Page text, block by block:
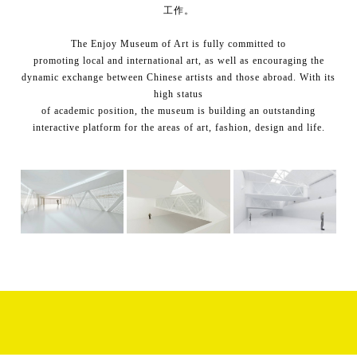
工作。
The Enjoy Museum of Art is fully committed to
promoting local and international art, as well as encouraging the
dynamic exchange between Chinese artists and those abroad. With its
high status
of academic position, the museum is building an outstanding
interactive platform for the areas of art, fashion, design and life.